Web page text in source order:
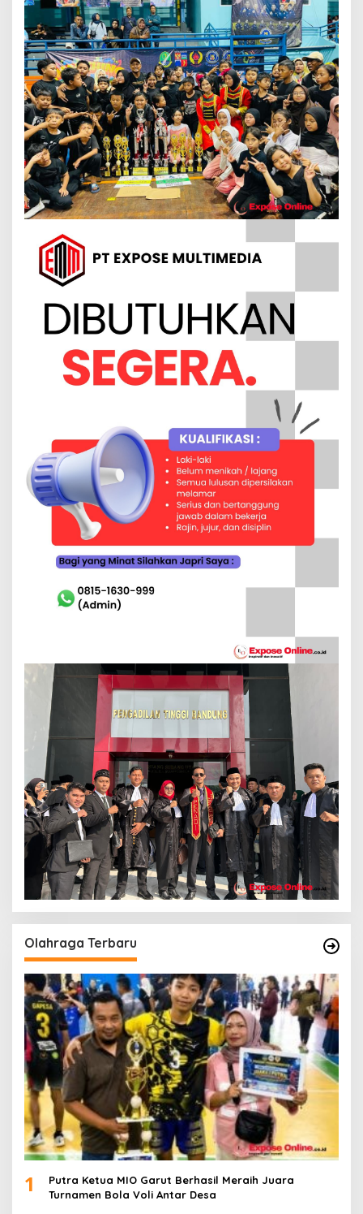
Olahraga Terbaru
1
Putra Ketua MIO Garut Berhasil Meraih Juara
Turnamen Bola Voli Antar Desa